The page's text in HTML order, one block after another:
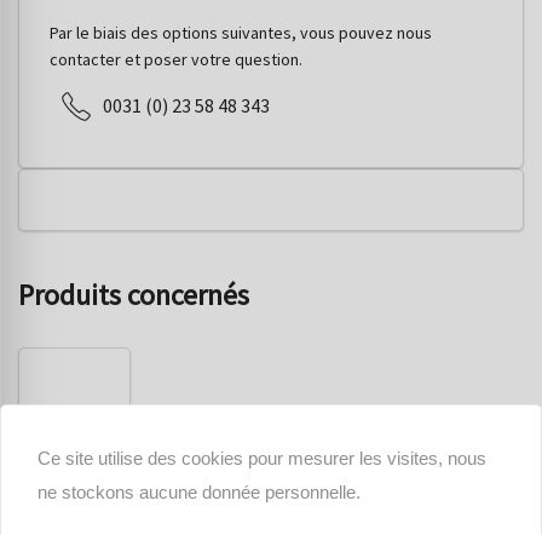
Par le biais des options suivantes, vous pouvez nous
contacter et poser votre question.
0031 (0) 23 58 48 343
Produits concernés
Ce site utilise des cookies pour mesurer les visites, nous
ne stockons aucune donnée personnelle.